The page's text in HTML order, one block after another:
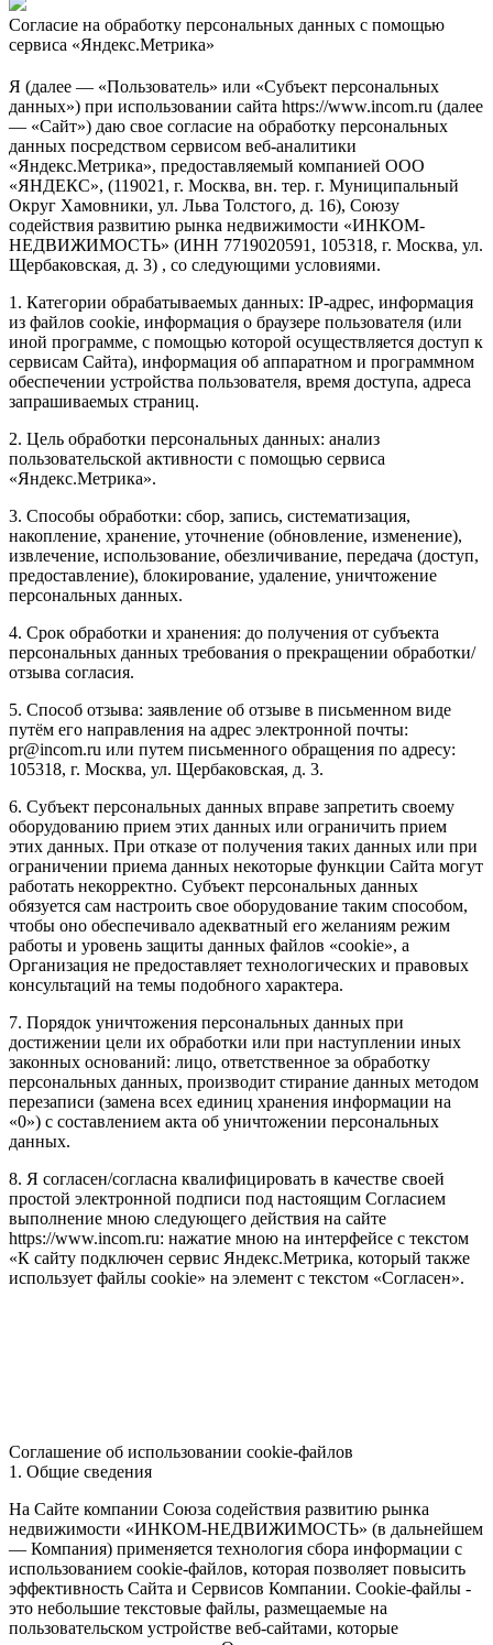
Согласие на обработку персональных данных с помощью
сервиса «Яндекс.Метрика»
Я (далее — «Пользователь» или «Субъект персональных
данных») при использовании сайта https://www.incom.ru (далее
— «Сайт») даю свое согласие на обработку персональных
данных посредством сервисом веб-аналитики
«Яндекс.Метрика», предоставляемый компанией ООО
«ЯНДЕКС», (119021, г. Москва, вн. тер. г. Муниципальный
Округ Хамовники, ул. Льва Толстого, д. 16), Союзу
содействия развитию рынка недвижимости «ИНКОМ-
НЕДВИЖИМОСТЬ» (ИНН 7719020591, 105318, г. Москва, ул.
Щербаковская, д. 3) , со следующими условиями.
1. Категории обрабатываемых данных: IP-адрес, информация
из файлов cookie, информация о браузере пользователя (или
иной программе, с помощью которой осуществляется доступ к
сервисам Сайта), информация об аппаратном и программном
обеспечении устройства пользователя, время доступа, адреса
запрашиваемых страниц.
2. Цель обработки персональных данных: анализ
пользовательской активности с помощью сервиса
«Яндекс.Метрика».
3. Способы обработки: сбор, запись, систематизация,
накопление, хранение, уточнение (обновление, изменение),
извлечение, использование, обезличивание, передача (доступ,
предоставление), блокирование, удаление, уничтожение
персональных данных.
4. Срок обработки и хранения: до получения от субъекта
персональных данных требования о прекращении обработки/
отзыва согласия.
5. Способ отзыва: заявление об отзыве в письменном виде
путём его направления на адрес электронной почты:
pr@incom.ru или путем письменного обращения по адресу:
105318, г. Москва, ул. Щербаковская, д. 3.
6. Субъект персональных данных вправе запретить своему
оборудованию прием этих данных или ограничить прием
этих данных. При отказе от получения таких данных или при
ограничении приема данных некоторые функции Сайта могут
работать некорректно. Субъект персональных данных
обязуется сам настроить свое оборудование таким способом,
чтобы оно обеспечивало адекватный его желаниям режим
работы и уровень защиты данных файлов «cookie», а
Организация не предоставляет технологических и правовых
консультаций на темы подобного характера.
7. Порядок уничтожения персональных данных при
достижении цели их обработки или при наступлении иных
законных оснований: лицо, ответственное за обработку
персональных данных, производит стирание данных методом
перезаписи (замена всех единиц хранения информации на
«0») с составлением акта об уничтожении персональных
данных.
8. Я согласен/согласна квалифицировать в качестве своей
простой электронной подписи под настоящим Согласием
выполнение мною следующего действия на сайте
https://www.incom.ru: нажатие мною на интерфейсе с текстом
«К сайту подключен сервис Яндекс.Метрика, который также
использует файлы cookie» на элемент с текстом «Согласен».
Соглашение об использовании cookie-файлов
1. Общие сведения
На Сайте компании Союза содействия развитию рынка
недвижимости «ИНКОМ-НЕДВИЖИМОСТЬ» (в дальнейшем
— Компания) применяется технология сбора информации с
использованием cookie-файлов, которая позволяет повысить
эффективность Сайта и Сервисов Компании. Сookie-файлы -
это небольшие текстовые файлы, размещаемые на
пользовательском устройстве веб-сайтами, которые